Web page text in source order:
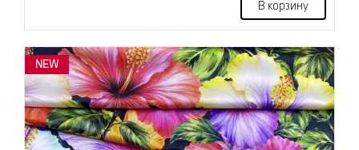
В корзину
NEW